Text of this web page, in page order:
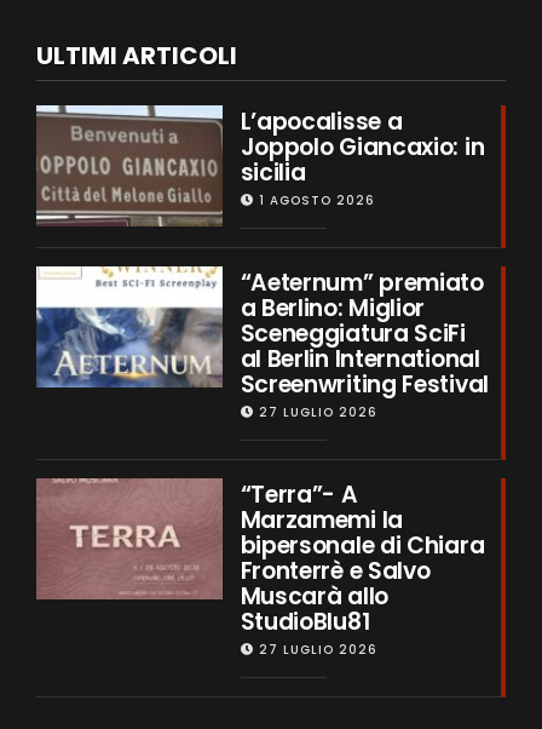
ULTIMI ARTICOLI
L’apocalisse a
Joppolo Giancaxio: in
sicilia
1 AGOSTO 2026
“Aeternum” premiato
a Berlino: Miglior
Sceneggiatura SciFi
al Berlin International
Screenwriting Festival
27 LUGLIO 2026
“Terra”- A
Marzamemi la
bipersonale di Chiara
Fronterrè e Salvo
Muscarà allo
StudioBlu81
27 LUGLIO 2026